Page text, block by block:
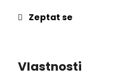
Zeptat se
Vlastnosti